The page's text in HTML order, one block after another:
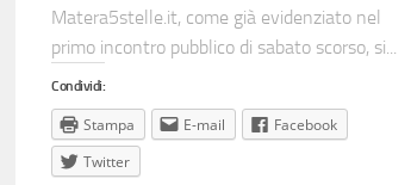
Matera5stelle.it, come già evidenziato nel
primo incontro pubblico di sabato scorso, si...
Condividi:
Stampa E-mail
Facebook
Twitter